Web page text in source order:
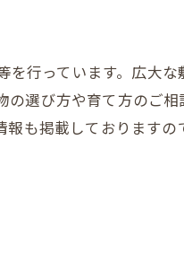
を行っています。広大な
の選び方や育て方のご相
も掲載しておりますの